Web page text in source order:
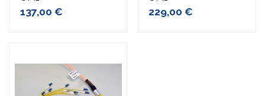
137,00 € 229,00 €